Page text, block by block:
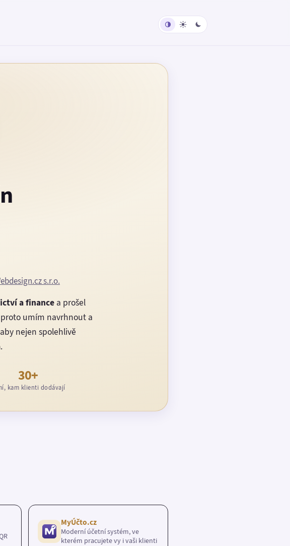
s.r.o.
a financea prošel
umím navrhnout a
nejen spolehlivě
.
30+
kam klienti dodávají
MyÚčto.cz
Moderní účetní systém, ve
kterém pracujete vy i vaši klienti